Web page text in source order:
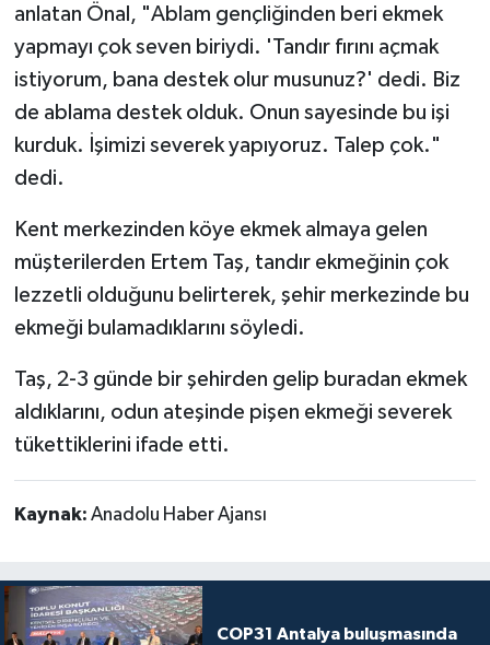
anlatan Önal, "Ablam gençliğinden beri ekmek
yapmayı çok seven biriydi. 'Tandır fırını açmak
istiyorum, bana destek olur musunuz?' dedi. Biz
de ablama destek olduk. Onun sayesinde bu işi
kurduk. İşimizi severek yapıyoruz. Talep çok."
dedi.
Kent merkezinden köye ekmek almaya gelen
müşterilerden Ertem Taş, tandır ekmeğinin çok
lezzetli olduğunu belirterek, şehir merkezinde bu
ekmeği bulamadıklarını söyledi.
Taş, 2-3 günde bir şehirden gelip buradan ekmek
aldıklarını, odun ateşinde pişen ekmeği severek
tükettiklerini ifade etti.
Kaynak: Anadolu Haber Ajansı
COP31 Antalya buluşmasında